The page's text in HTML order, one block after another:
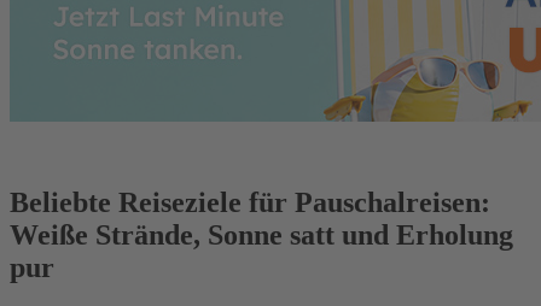
Beliebte Reiseziele für Pauschalreisen:
Weiße Strände, Sonne satt und Erholung
pur